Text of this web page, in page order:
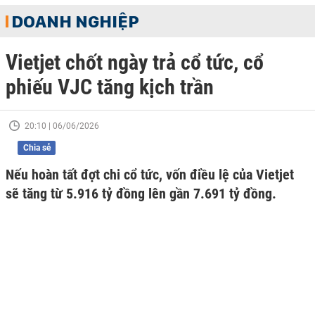
DOANH NGHIỆP
Vietjet chốt ngày trả cổ tức, cổ
phiếu VJC tăng kịch trần
20:10 | 06/06/2026
Chia sẻ
Nếu hoàn tất đợt chi cổ tức, vốn điều lệ của Vietjet
sẽ tăng từ 5.916 tỷ đồng lên gần 7.691 tỷ đồng.